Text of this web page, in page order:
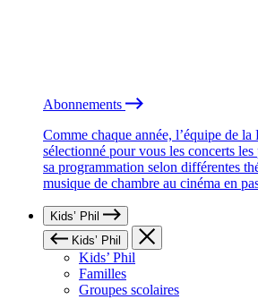
Abonnements
Comme chaque année, l’équipe de la
sélectionné pour vous les concerts
sa programmation selon différentes
musique de chambre au cinéma en
Kids’ Phil
Kids’ Phil
Kids’ Phil
Familles
Groupes scolaires